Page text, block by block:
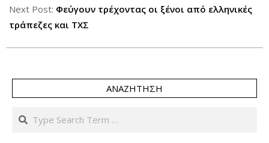
Next Post: Φεύγουν τρέχοντας οι ξένοι από ελληνικές
τράπεζες και ΤΧΣ
ΑΝΑΖΉΤΗΣΗ
Search